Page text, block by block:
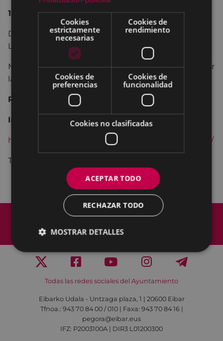
19 y 21 de septiembre, martes y jueves
Dos grupos: 11:00 – 12:30 y 18:30 – 20:00, Frontón
Legarre
Mínimo 6 personas y máximo 20 por grupo (uno por
la mañana y otro por la tarde).
Plazo de inscripción : 14 de septiembre (inclusive).
Inscripciones
https://formularioak.eibar.eus/es/mea2023jarduerak/
Tel. 943 70 84 08
Mapa del Sitio
Aviso legal
Accesibilidad
Todas las redes sociales del Ayuntamiento
Eibarko Udala - Untzaga plaza, 1 | 20600 Eibar
Tfnoa.: 943 70 84 00 / 010 | Faxa: 943 70 84 16 |
pegora@eibar.eus
IFZ: P2003100A | DIR3 L01200300
Cookies
estrictamente
necesarias
Cookies de
rendimiento
Cookies de
preferencias
Cookies de
funcionalidad
Cookies no clasificadas
ACEPTAR TODO
RECHAZAR TODO
MOSTRAR DETALLES